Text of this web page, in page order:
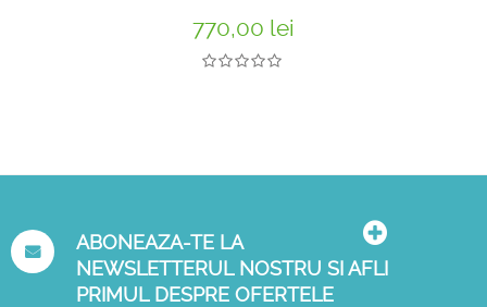
770,00 lei
ABONEAZA-TE LA
NEWSLETTERUL NOSTRU SI AFLI
PRIMUL DESPRE OFERTELE